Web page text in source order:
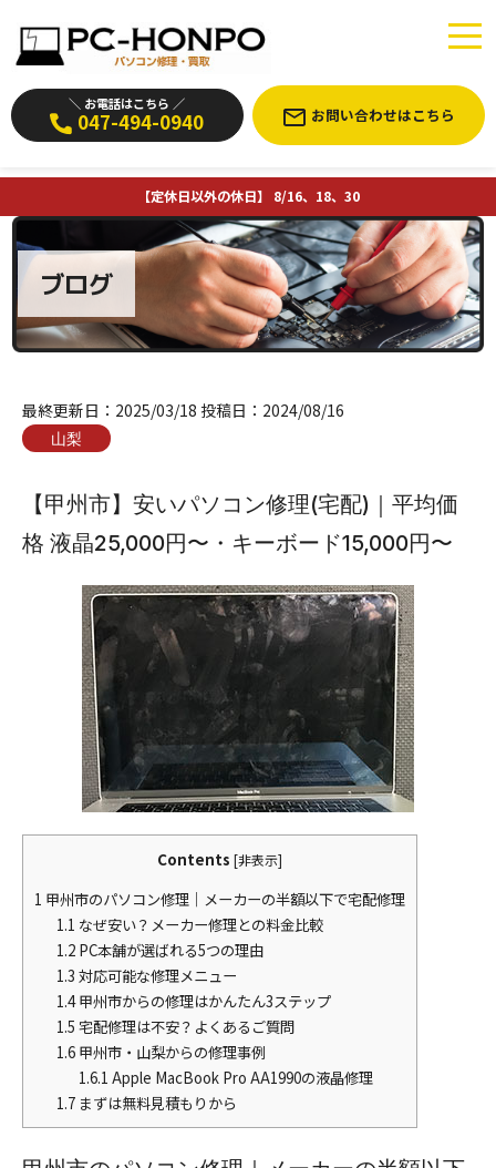
＼ お電話はこちら ／
047-494-0940 お問い合わせはこちら
【定休日以外の休日】 8/16、18、30
ブログ
最終更新日： 2025/03/18 投稿日： 2024/08/16
山梨
【甲州市】安いパソコン修理(宅配)｜平均価
格 液晶25,000円〜・キーボード15,000円〜
Contents [非表示]
1 甲州市のパソコン修理｜メーカーの半額以下で宅配修理
1.1 なぜ安い？メーカー修理との料金比較
1.2PC本舗が選ばれる5つの理由
1.3 対応可能な修理メニュー
1.4甲州市からの修理はかんたん3ステップ
1.5 宅配修理は不安？よくあるご質問
1.6甲州市・山梨からの修理事例
1.6.1 Apple MacBook Pro AA1990の液晶修理
1.7まずは無料見積もりから